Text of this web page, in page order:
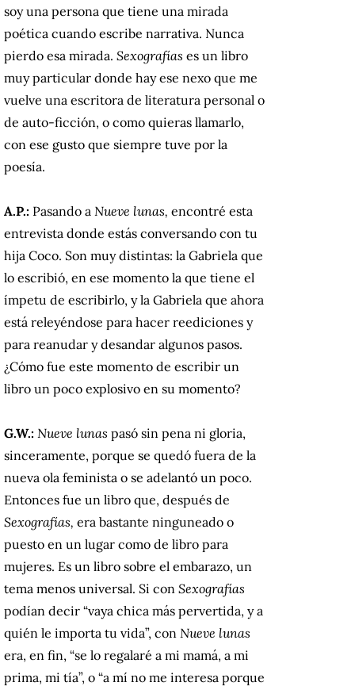
soy una persona que tiene una mirada
poética cuando escribe narrativa. Nunca
pierdo esa mirada. Sexografías es un libro
muy particular donde hay ese nexo que me
vuelve una escritora de literatura personal o
de auto-ficción, o como quieras llamarlo,
con ese gusto que siempre tuve por la
poesía.
A.P.: Pasando a Nueve lunas, encontré esta
entrevista donde estás conversando con tu
hija Coco. Son muy distintas: la Gabriela que
lo escribió, en ese momento la que tiene el
ímpetu de escribirlo, y la Gabriela que ahora
está releyéndose para hacer reediciones y
para reanudar y desandar algunos pasos.
¿Cómo fue este momento de escribir un
libro un poco explosivo en su momento?
G.W.: Nueve lunas pasó sin pena ni gloria,
sinceramente, porque se quedó fuera de la
nueva ola feminista o se adelantó un poco.
Entonces fue un libro que, después de
Sexografías, era bastante ninguneado o
puesto en un lugar como de libro para
mujeres. Es un libro sobre el embarazo, un
tema menos universal. Si con Sexografías
podían decir “vaya chica más pervertida, y a
quién le importa tu vida”, con Nueve lunas
era, en fin, “se lo regalaré a mi mamá, a mi
prima, mi tía”, o “a mí no me interesa porque